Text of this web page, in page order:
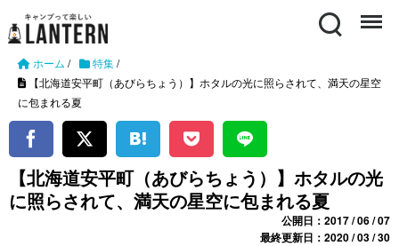
Search Menu
ホーム / 特集/
【北海道安平町（あびらちょう）】ホタルの光に照らされて、満天の星空
に包まれる夏
【北海道安平町（あびらちょう）】ホタルの光
に照らされて、満天の星空に包まれる夏
公開日：2017 / 06 / 07
最終更新日：2020 / 03 / 30